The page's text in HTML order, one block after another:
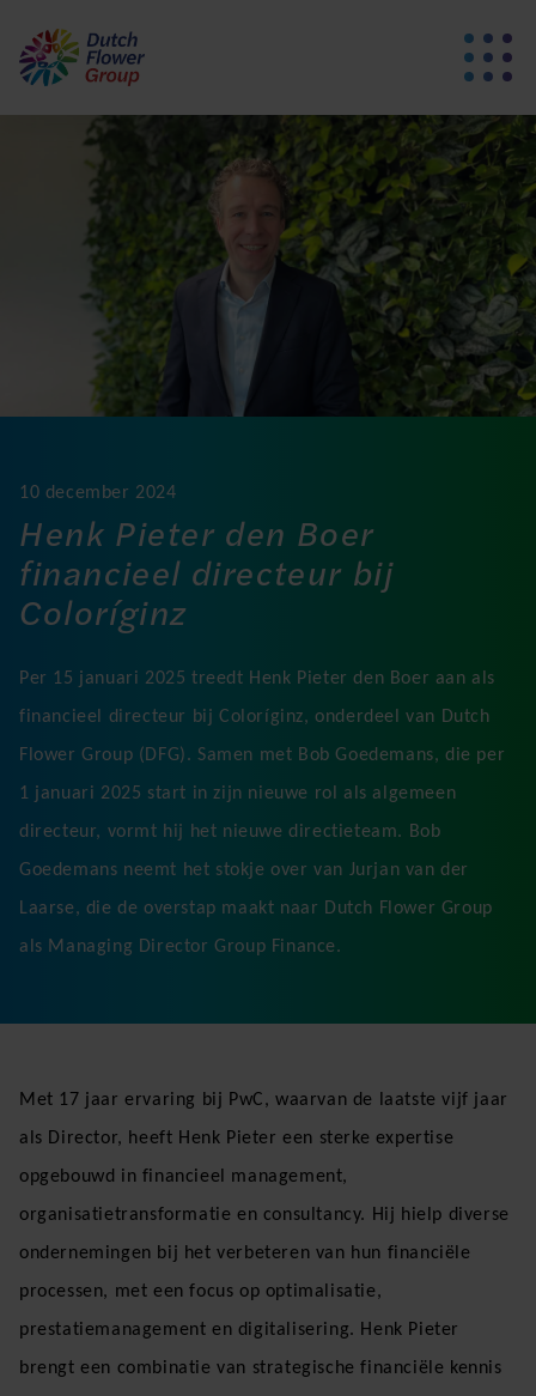
10 december 2024
Henk Pieter den Boer
financieel directeur bij
Coloríginz
Per 15 januari 2025 treedt Henk Pieter den Boer aan als
financieel directeur bij Coloríginz, onderdeel van Dutch
Flower Group (DFG). Samen met Bob Goedemans, die per
1 januari 2025 start in zijn nieuwe rol als algemeen
directeur, vormt hij het nieuwe directieteam. Bob
Goedemans neemt het stokje over van Jurjan van der
Laarse, die de overstap maakt naar Dutch Flower Group
als Managing Director Group Finance.
Met 17 jaar ervaring bij PwC, waarvan de laatste vijf jaar
als Director, heeft Henk Pieter een sterke expertise
opgebouwd in financieel management,
organisatietransformatie en consultancy. Hij hielp diverse
ondernemingen bij het verbeteren van hun financiële
processen, met een focus op optimalisatie,
prestatiemanagement en digitalisering. Henk Pieter
brengt een combinatie van strategische financiële kennis